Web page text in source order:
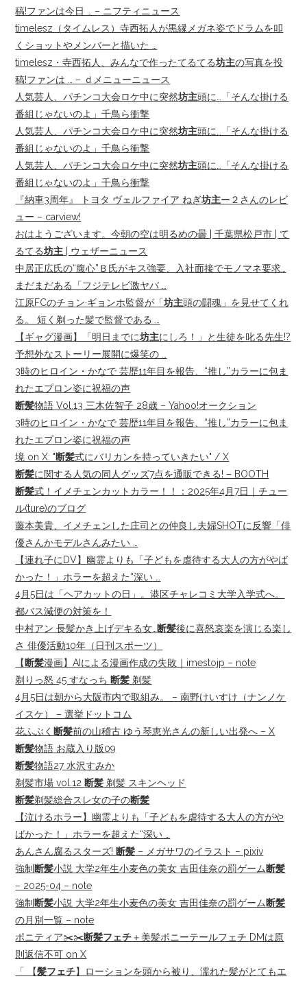
稿!ファンは今日 … – ニフティニュース
timelesz（タイムレス）寺西拓人が黒縁メガネ姿でドラムを叩
くショットやメンバーと描いた …
timelesz・寺西拓人、みんなで作ったてるてる坊主の写真を投
稿!ファンは … – ｄメニューニュース
人気芸人、パチンコ大会ロケ中に突然坊主頭に…「そんな掛ける
番組じゃないのよ」千鳥ら衝撃
人気芸人、パチンコ大会ロケ中に突然坊主頭に…「そんな掛ける
番組じゃないのよ」千鳥ら衝撃
人気芸人、パチンコ大会ロケ中に突然坊主頭に…「そんな掛ける
番組じゃないのよ」千鳥ら衝撃
『納車3周年』 トヨタ ヴェルファイア ねぎ坊主ー２さんのレビ
ュー – carview!
おはようございます。今朝の空は明るめの曇 | 千葉県松戸市 | て
るてる坊主 | ウェザーニュース
中居正広氏の“腹心”Ｂ氏がキス強要、入社面接でモノマネ要求…
まだまだある「フジテレビ激ヤバ …
江原FCのチョン·ギョンホ監督が「坊主頭の闘魂」を見せてくれ
る。 短く剃った髪で監督である …
【ギャグ漫画】「明日までに坊主にしろ！」と生徒を叱る先生!?
予想外なストーリー展開に爆笑の …
3時のヒロイン・かなで 芸歴11年目を報告、“推し”カラーに包ま
れたエプロン姿に祝福の声
断髪物語 Vol.13 三木佐智子 28歳 – Yahoo!オークション
3時のヒロイン・かなで 芸歴11年目を報告、“推し”カラーに包ま
れたエプロン姿に祝福の声
境 on X: "断髪式にバリカンを持っていきたい" / X
断髪に関する人気の同人グッズ7点を通販できる! – BOOTH
断髪式！イメチェンカットカラー！！：2025年4月7日｜チュー
ル(ture)のブログ
藤本美貴、イメチェンした庄司との仲良し夫婦SHOTに反響「俳
優さんかモデルさんみたい …
【連れ子にDV】幽霊よりも「子どもを虐待する大人の方がやば
かった！」ホラーを超えた“深い …
4月5日は「ヘアカットの日」。港区チャレコミ大学入学式へ。
都バス減便の対策を！
中村アン 長髪かき上げデキる女… 断髪後に喜怒哀楽を演じる楽し
さ 俳優活動10年（日刊スポーツ）
【 断髪漫画】AIによる漫画作成の失敗｜imestojp – note
剃りっ怒 45 すなっち 断髪 剃髪
4月5日は朝から大阪市内で取組み。 – 南野けいすけ（ナンノケ
イスケ） – 選挙ドットコム
花ふぶく 断髪前の山稽古 ゆう琴恵光さんの新しい出発へ – X
断髪物語 お蔵入り版09
断髪物語27 水沢すみか
剃髪市場 vol.12 断髪 剃髪 スキンヘッド
断髪剃髪総合スレ女の子の断髪
【泣けるホラー】幽霊よりも「子どもを虐待する大人の方がや
ばかった！」ホラーを超えた“深い …
あんさん腐るスターズ! 断髪 – メガサワのイラスト – pixiv
強制 断髪小説 大学2年生小麦色の美女 吉田佳奈の罰ゲーム 断髪
– 2025-04 – note
強制 断髪小説 大学2年生小麦色の美女 吉田佳奈の罰ゲーム 断髪
の月別一覧 – note
ポニティア✂️✂️断髪フェチ＋美髪ポニーテールフェチ DMは原
則返信不可 on X
「 【髪フェチ】ローションを頭から被り、濡れた髪がとてもエ